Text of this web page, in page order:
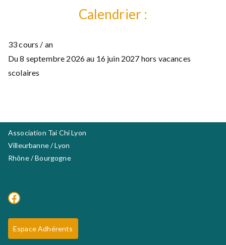
Calendrier :
33 cours / an
Du 8 septembre 2026 au 16 juin 2027 hors vacances
scolaires
Association Tai Chi Lyon
Villeurbanne / Lyon
Rhône / Bourgogne
Facebook
Espace Adhérents